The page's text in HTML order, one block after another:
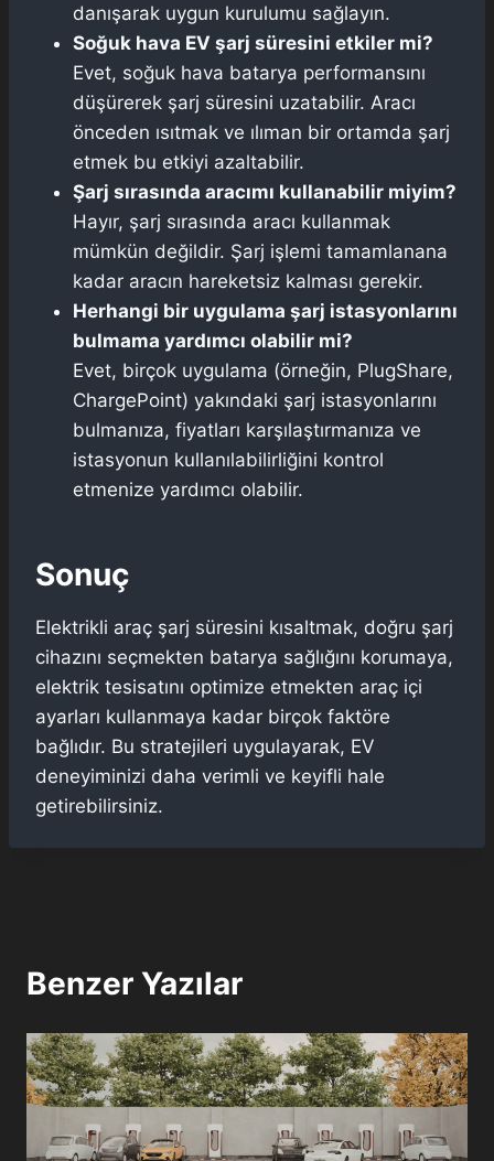
danışarak uygun kurulumu sağlayın.
Soğuk hava EV şarj süresini etkiler mi?
Evet, soğuk hava batarya performansını
düşürerek şarj süresini uzatabilir. Aracı
önceden ısıtmak ve ılıman bir ortamda şarj
etmek bu etkiyi azaltabilir.
Şarj sırasında aracımı kullanabilir miyim?
Hayır, şarj sırasında aracı kullanmak
mümkün değildir. Şarj işlemi tamamlanana
kadar aracın hareketsiz kalması gerekir.
Herhangi bir uygulama şarj istasyonlarını
bulmama yardımcı olabilir mi?
Evet, birçok uygulama (örneğin, PlugShare,
ChargePoint) yakındaki şarj istasyonlarını
bulmanıza, fiyatları karşılaştırmanıza ve
istasyonun kullanılabilirliğini kontrol
etmenize yardımcı olabilir.
Sonuç
Elektrikli araç şarj süresini kısaltmak, doğru şarj
cihazını seçmekten batarya sağlığını korumaya,
elektrik tesisatını optimize etmekten araç içi
ayarları kullanmaya kadar birçok faktöre
bağlıdır. Bu stratejileri uygulayarak, EV
deneyiminizi daha verimli ve keyifli hale
getirebilirsiniz.
Benzer Yazılar